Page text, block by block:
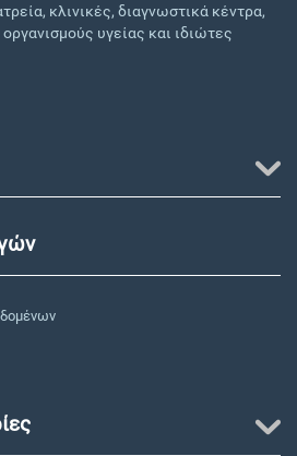
κλινικές, διαγνωστικά κέντρα,
υγείας και ιδιώτες